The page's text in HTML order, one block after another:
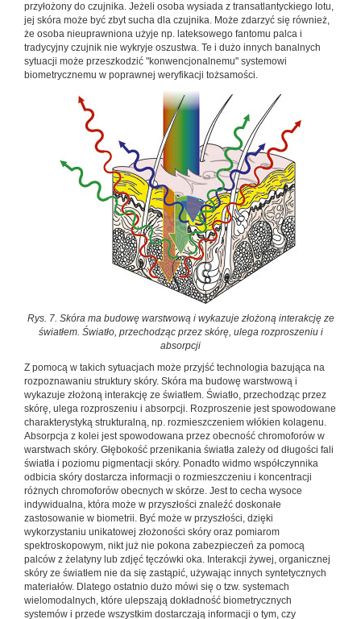
przyłożony do czujnika. Jeżeli osoba wysiada z transatlantyckiego lotu,
jej skóra może być zbyt sucha dla czujnika. Może zdarzyć się również,
że osoba nieuprawniona użyje np. lateksowego fantomu palca i
tradycyjny czujnik nie wykryje oszustwa. Te i dużo innych banalnych
sytuacji może przeszkodzić "konwencjonalnemu" systemowi
biometrycznemu w poprawnej weryfikacji tożsamości.
Rys. 7. Skóra ma budowę warstwową i wykazuje złożoną interakcję ze
światłem. Światło, przechodząc przez skórę, ulega rozproszeniu i
absorpcji
Z pomocą w takich sytuacjach może przyjść technologia bazująca na
rozpoznawaniu struktury skóry. Skóra ma budowę warstwową i
wykazuje złożoną interakcję ze światłem. Światło, przechodząc przez
skórę, ulega rozproszeniu i absorpcji. Rozproszenie jest spowodowane
charakterystyką strukturalną, np. rozmieszczeniem włókien kolagenu.
Absorpcja z kolei jest spowodowana przez obecność chromoforów w
warstwach skóry. Głębokość przenikania światła zależy od długości fali
światła i poziomu pigmentacji skóry. Ponadto widmo współczynnika
odbicia skóry dostarcza informacji o rozmieszczeniu i koncentracji
różnych chromoforów obecnych w skórze. Jest to cecha wysoce
indywidualna, która może w przyszłości znaleźć doskonałe
zastosowanie w biometrii. Być może w przyszłości, dzięki
wykorzystaniu unikatowej złożoności skóry oraz pomiarom
spektroskopowym, nikt już nie pokona zabezpieczeń za pomocą
palców z żelatyny lub zdjęć tęczówki oka. Interakcji żywej, organicznej
skóry ze światłem nie da się zastąpić, używając innych syntetycznych
materiałów. Dlatego ostatnio dużo mówi się o tzw. systemach
wielomodalnych, które ulepszają dokładność biometrycznych
systemów i przede wszystkim dostarczają informacji o tym, czy